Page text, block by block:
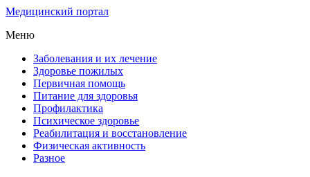
Медицинский портал
Меню
Заболевания и их лечение
Здоровье пожилых
Первичная помощь
Питание для здоровья
Профилактика
Психическое здоровье
Реабилитация и восстановление
Физическая активность
Разное